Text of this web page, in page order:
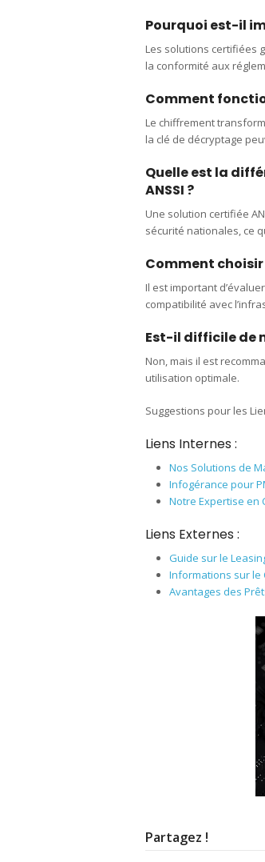
Pourquoi est-il
Les solutions certifiées
la conformité aux
Comment
Le chiffrement
la clé de décryptage
Quelle est la
ANSSI ?
Une solution certifiée
sécurité nationales, ce
Comment choisir
Il est important
compatibilité avec
Est-il difficile de
Non, mais il est
utilisation optimale.
Suggestions pour les
Liens Internes :
Nos Solutions de
Infogérance pour
Notre Expertise en
Liens Externes :
Guide sur le
Informations sur le
Avantages des
Partagez !